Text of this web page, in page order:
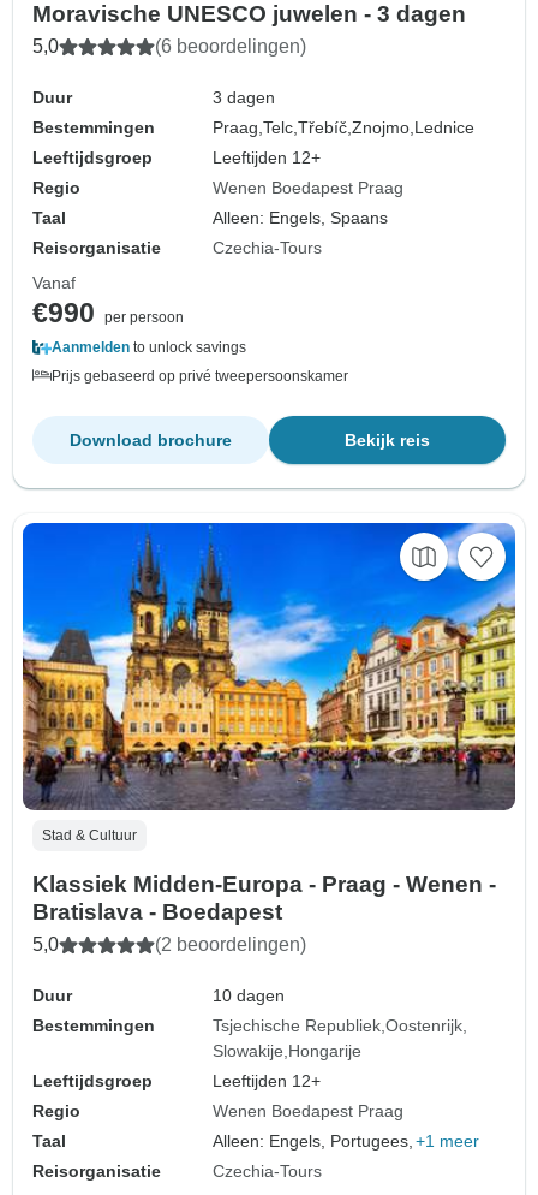
Moravische UNESCO juwelen - 3 dagen
5,0 (6 beoordelingen)
Duur
3 dagen
Bestemmingen
Praag,Telc,Třebíč,Znojmo,Lednice
Leeftijdsgroep
Leeftijden 12+
Regio
Wenen Boedapest Praag
Taal
Alleen: Engels, Spaans
Reisorganisatie
Czechia-Tours
Vanaf
€990
per persoon
Aanmelden to unlock savings
Prijs gebaseerd op privé tweepersoonskamer
Bekijk reis
Download brochure
Stad & Cultuur
Klassiek Midden-Europa - Praag - Wenen -
Bratislava - Boedapest
5,0 (2 beoordelingen)
Duur
10 dagen
Bestemmingen
Tsjechische Republiek Oostenrijk
Slowakije Hongarije
Leeftijdsgroep
Leeftijden 12+
Regio
Wenen Boedapest Praag
Taal
Alleen: Engels, Portugees, +1 meer
Reisorganisatie
Czechia-Tours